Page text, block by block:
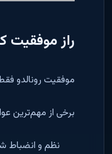
راز موفقیت
موفقیت رونالدو
برخی از مهم‌ترین
نظم و